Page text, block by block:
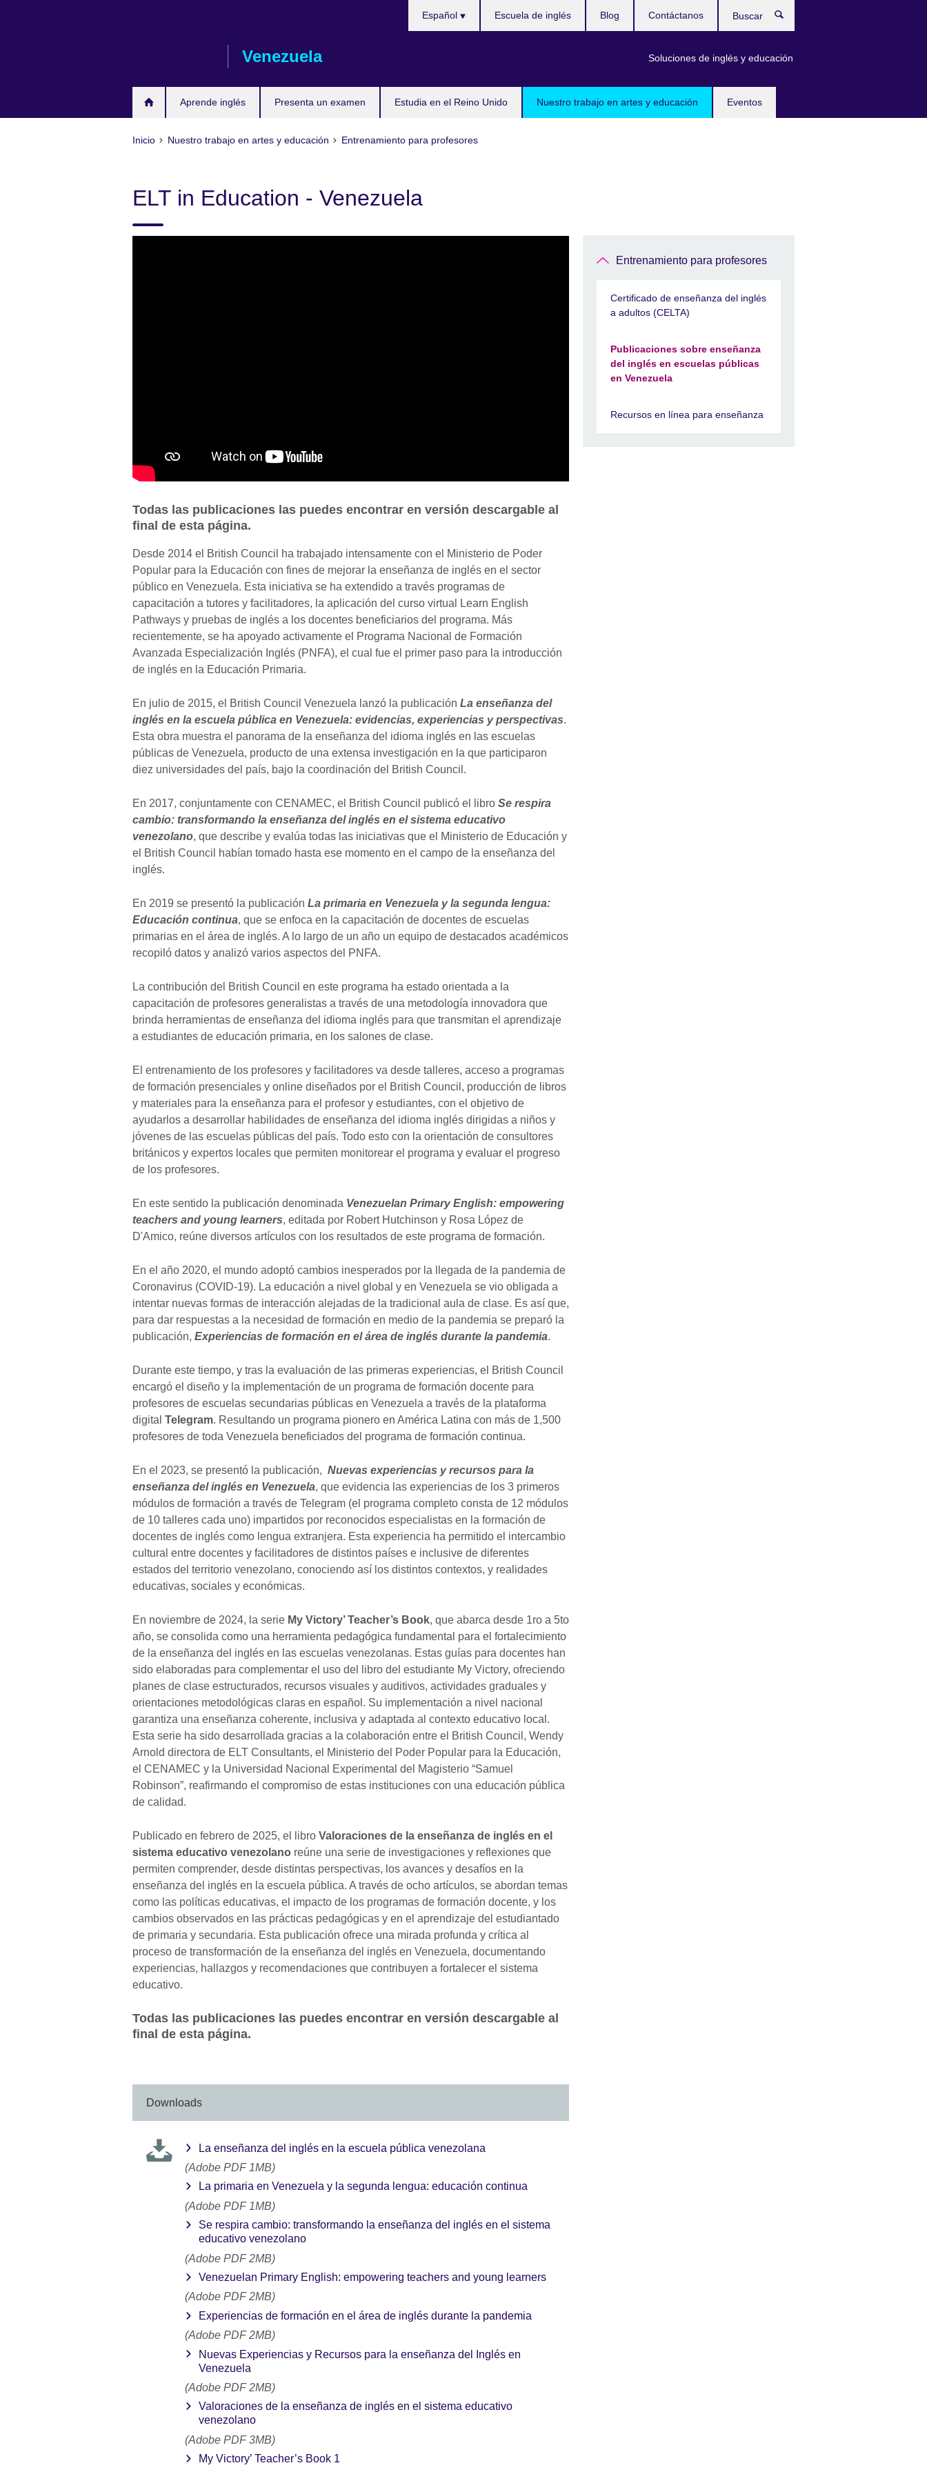
Venezuela
Aprende inglés Presenta un examen Estudia en el Reino Unido Nuestro trabajo en artes y educación Eventos
Español
Soluciones de inglés y educación
Escuela de inglés Blog Contáctanos
Inicio Nuestro trabajo en artes y educación Entrenamiento para profesores
ELT in Education - Venezuela
Todas las publicaciones las puedes encontrar en versión descargable al
final de esta página.
Desde 2014 el British Council ha trabajado intensamente con el Ministerio de Poder
Popular para la Educación con fines de mejorar la enseñanza de inglés en el sector
público en Venezuela. Esta iniciativa se ha extendido a través programas de
capacitación a tutores y facilitadores, la aplicación del curso virtual Learn English
Pathways y pruebas de inglés a los docentes beneficiarios del programa. Más
recientemente, se ha apoyado activamente el Programa Nacional de Formación
Avanzada Especialización Inglés (PNFA), el cual fue el primer paso para la introducción
de inglés en la Educación Primaria.
En julio de 2015, el British Council Venezuela lanzó la publicación La enseñanza del
inglés en la escuela pública en Venezuela: evidencias, experiencias y perspectivas.
Esta obra muestra el panorama de la enseñanza del idioma inglés en las escuelas
públicas de Venezuela, producto de una extensa investigación en la que participaron
diez universidades del país, bajo la coordinación del British Council.
En 2017, conjuntamente con CENAMEC, el British Council publicó el libro Se respira
cambio: transformando la enseñanza del inglés en el sistema educativo
venezolano, que describe y evalúa todas las iniciativas que el Ministerio de Educación y
el British Council habían tomado hasta ese momento en el campo de la enseñanza del
inglés.
En 2019 se presentó la publicación La primaria en Venezuela y la segunda lengua:
Educación continua, que se enfoca en la capacitación de docentes de escuelas
primarias en el área de inglés. A lo largo de un año un equipo de destacados académicos
recopiló datos y analizó varios aspectos del PNFA.
La contribución del British Council en este programa ha estado orientada a la
capacitación de profesores generalistas a través de una metodología innovadora que
brinda herramientas de enseñanza del idioma inglés para que transmitan el aprendizaje
a estudiantes de educación primaria, en los salones de clase.
El entrenamiento de los profesores y facilitadores va desde talleres, acceso a programas
de formación presenciales y online diseñados por el British Council, producción de libros
y materiales para la enseñanza para el profesor y estudiantes, con el objetivo de
ayudarlos a desarrollar habilidades de enseñanza del idioma inglés dirigidas a niños y
jóvenes de las escuelas públicas del país. Todo esto con la orientación de consultores
británicos y expertos locales que permiten monitorear el programa y evaluar el progreso
de los profesores.
En este sentido la publicación denominada Venezuelan Primary English: empowering
teachers and young learners, editada por Robert Hutchinson y Rosa López de
D'Amico, reúne diversos artículos con los resultados de este programa de formación.
En el año 2020, el mundo adoptó cambios inesperados por la llegada de la pandemia de
Coronavirus (COVID-19). La educación a nivel global y en Venezuela se vio obligada a
intentar nuevas formas de interacción alejadas de la tradicional aula de clase. Es así que,
para dar respuestas a la necesidad de formación en medio de la pandemia se preparó la
publicación, Experiencias de formación en el área de inglés durante la pandemia.
Durante este tiempo, y tras la evaluación de las primeras experiencias, el British Council
encargó el diseño y la implementación de un programa de formación docente para
profesores de escuelas secundarias públicas en Venezuela a través de la plataforma
digital Telegram. Resultando un programa pionero en América Latina con más de 1,500
profesores de toda Venezuela beneficiados del programa de formación continua.
En el 2023, se presentó la publicación, Nuevas experiencias y recursos para la
enseñanza del inglés en Venezuela, que evidencia las experiencias de los 3 primeros
módulos de formación a través de Telegram (el programa completo consta de 12 módulos
de 10 talleres cada uno) impartidos por reconocidos especialistas en la formación de
docentes de inglés como lengua extranjera. Esta experiencia ha permitido el intercambio
cultural entre docentes y facilitadores de distintos países e inclusive de diferentes
estados del territorio venezolano, conociendo así los distintos contextos, y realidades
educativas, sociales y económicas.
En noviembre de 2024, la serie My Victory’ Teacher’s Book, que abarca desde 1ro a 5to
año, se consolida como una herramienta pedagógica fundamental para el fortalecimiento
de la enseñanza del inglés en las escuelas venezolanas. Estas guías para docentes han
sido elaboradas para complementar el uso del libro del estudiante My Victory, ofreciendo
planes de clase estructurados, recursos visuales y auditivos, actividades graduales y
orientaciones metodológicas claras en español. Su implementación a nivel nacional
garantiza una enseñanza coherente, inclusiva y adaptada al contexto educativo local.
Esta serie ha sido desarrollada gracias a la colaboración entre el British Council, Wendy
Arnold directora de ELT Consultants, el Ministerio del Poder Popular para la Educación,
el CENAMEC y la Universidad Nacional Experimental del Magisterio “Samuel
Robinson”, reafirmando el compromiso de estas instituciones con una educación pública
de calidad.
Publicado en febrero de 2025, el libro Valoraciones de la enseñanza de inglés en el
sistema educativo venezolano reúne una serie de investigaciones y reflexiones que
permiten comprender, desde distintas perspectivas, los avances y desafíos en la
enseñanza del inglés en la escuela pública. A través de ocho artículos, se abordan temas
como las políticas educativas, el impacto de los programas de formación docente, y los
cambios observados en las prácticas pedagógicas y en el aprendizaje del estudiantado
de primaria y secundaria. Esta publicación ofrece una mirada profunda y crítica al
proceso de transformación de la enseñanza del inglés en Venezuela, documentando
experiencias, hallazgos y recomendaciones que contribuyen a fortalecer el sistema
educativo.
Todas las publicaciones las puedes encontrar en versión descargable al
final de esta página.
Downloads
La enseñanza del inglés en la escuela pública venezolana
(Adobe PDF 1MB)
La primaria en Venezuela y la segunda lengua: educación continua
(Adobe PDF 1MB)
Se respira cambio: transformando la enseñanza del inglés en el sistema
educativo venezolano
(Adobe PDF 2MB)
Venezuelan Primary English: empowering teachers and young learners
(Adobe PDF 2MB)
Experiencias de formación en el área de inglés durante la pandemia
(Adobe PDF 2MB)
Nuevas Experiencias y Recursos para la enseñanza del Inglés en
Venezuela
(Adobe PDF 2MB)
Valoraciones de la enseñanza de inglés en el sistema educativo
venezolano
(Adobe PDF 3MB)
My Victory’ Teacher’s Book 1
Entrenamiento para profesores
Certificado de enseñanza del inglés
a adultos (CELTA)
Publicaciones sobre enseñanza
del inglés en escuelas públicas
en Venezuela
Recursos en línea para enseñanza